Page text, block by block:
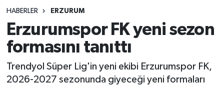
HABERLER ERZURUM
Erzurumspor FK yeni sezon
formasını tanıttı
Trendyol Süper Lig'in yeni ekibi Erzurumspor FK,
2026-2027 sezonunda giyeceği yeni formaları
Güncel
Haberde insan
Haber Arşivi